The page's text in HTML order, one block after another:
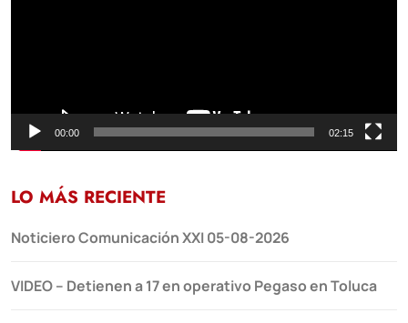
00:00 02:15
LO MÁS RECIENTE
Noticiero Comunicación XXI 05-08-2026
VIDEO – Detienen a 17 en operativo Pegaso en Toluca